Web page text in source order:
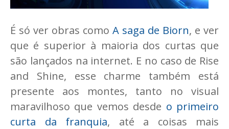
É só ver obras como A saga de Biorn, e ver
que é superior à maioria dos curtas que
são lançados na internet. E no caso de Rise
and Shine, esse charme também está
presente aos montes, tanto no visual
maravilhoso que vemos desde o primeiro
curta da franquia, até a coisas mais